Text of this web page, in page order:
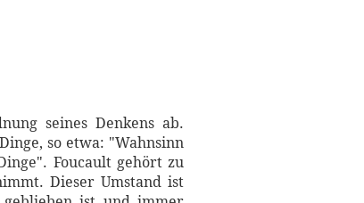
seines Denkens ab.
so etwa: "Wahnsinn
Foucault gehört zu
Dieser Umstand ist